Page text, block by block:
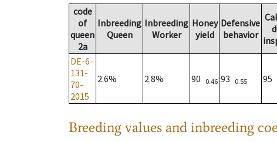
code
of
queen
2a
Inbreeding
Queen
Inbreeding
Worker
Honey
yield
Defensive
behavior
DE-6-
131-
70-
2015
2.6% 2.8% 90 0.46 93 0.55 95
Breeding values and inbreeding